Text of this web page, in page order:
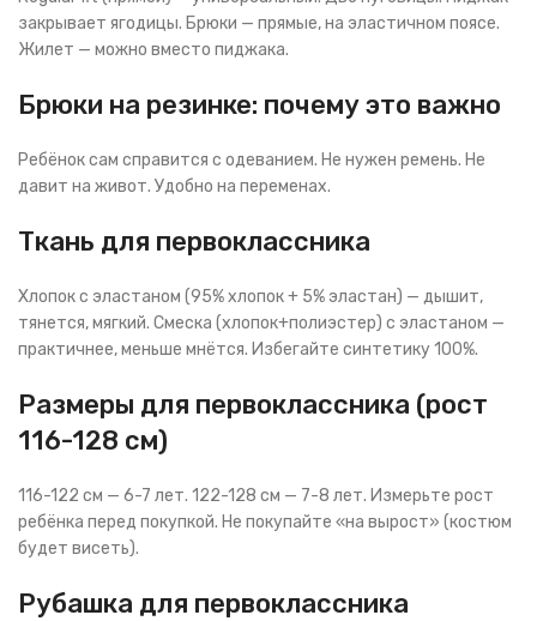
закрывает ягодицы. Брюки — прямые, на эластичном поясе.
Жилет — можно вместо пиджака.
Брюки на резинке: почему это важно
Ребёнок сам справится с одеванием. Не нужен ремень. Не
давит на живот. Удобно на переменах.
Ткань для первоклассника
Хлопок с эластаном (95% хлопок + 5% эластан) — дышит,
тянется, мягкий. Смеска (хлопок+полиэстер) с эластаном —
практичнее, меньше мнётся. Избегайте синтетику 100%.
Размеры для первоклассника (рост
116-128 см)
116-122 см — 6-7 лет. 122-128 см — 7-8 лет. Измерьте рост
ребёнка перед покупкой. Не покупайте «на вырост» (костюм
будет висеть).
Рубашка для первоклассника